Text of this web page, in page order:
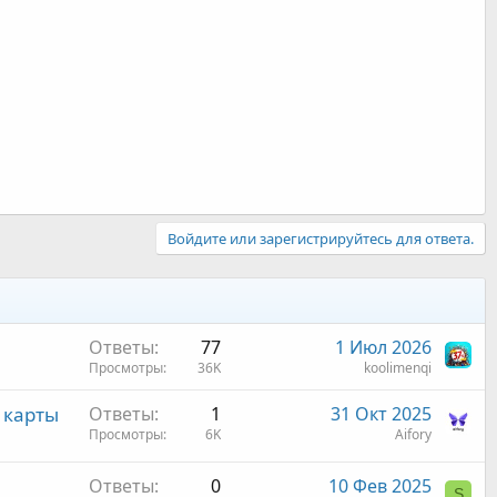
Войдите или зарегистрируйтесь для ответа.
Ответы 77
Просмотры 36K
1 Июл 2026
koolimenqi
Ответы 1
Просмотры 6K
31 Окт 2025
Aifory
Ответы 0 10 Фев 2025 S